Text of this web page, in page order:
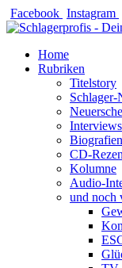
Zum
Inhalt
Facebook Instagram
Home
Rubriken
Titelstory
Schlager-
Interviews
Biografien
CD-
Kolumne
Audio-
und noch